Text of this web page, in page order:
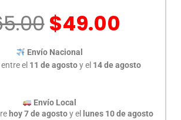
$49.00
Envío Nacional
el 11 de agostoy el 14 de agosto
Envío Local
hoy 7 de agostoy el lunes 10 de agosto